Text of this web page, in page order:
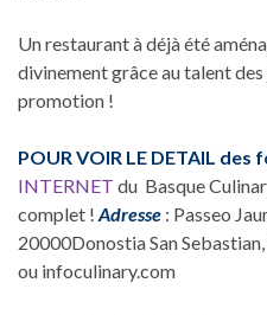
Un restaurant à déjà été
divinement grâce au talent
promotion !
POUR VOIR LE DETAIL des
INTERNET du Basque
complet ! Adresse : Passeo
20000Donostia San
ou infoculinary.com